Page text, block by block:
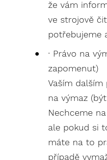
že vám
ve strojově
potřebujeme
· Právo na
zapomenut)
Vaším dalším
na výmaz
Nechceme
ale pokud si
máte na to
případě